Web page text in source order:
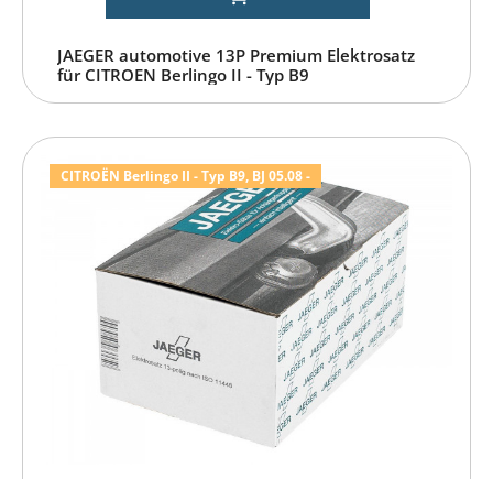
JAEGER automotive 13P Premium Elektrosatz
für CITROEN Berlingo II - Typ B9
CITROËN Berlingo II - Typ B9, BJ 05.08 -